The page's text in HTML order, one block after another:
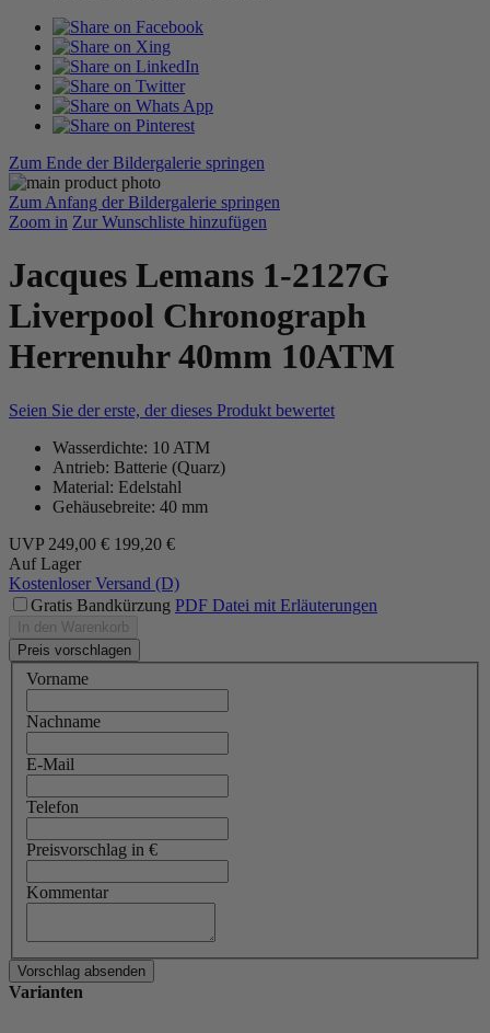
Zum Ende der Bildergalerie springen
Zum Anfang der Bildergalerie springen
Zoom in Zur Wunschliste hinzufügen
Jacques Lemans 1-2127G
Liverpool Chronograph
Herrenuhr 40mm 10ATM
Seien Sie der erste, der dieses Produkt bewertet
Wasserdichte: 10 ATM
Antrieb: Batterie (Quarz)
Material: Edelstahl
Gehäusebreite: 40 mm
UVP 249,00 € 199,20 €
Auf Lager
Kostenloser Versand (D)
Gratis Bandkürzung PDF Datei mit Erläuterungen
In den Warenkorb
Preis vorschlagen
Vorname
Nachname
E-Mail
Telefon
Preisvorschlag in €
Kommentar
Varianten